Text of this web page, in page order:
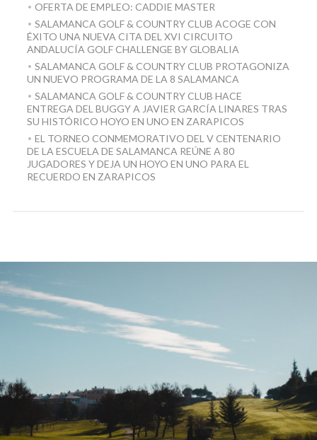
OFERTA DE EMPLEO: CADDIE MASTER
SALAMANCA GOLF & COUNTRY CLUB ACOGE CON
ÉXITO UNA NUEVA CITA DEL XVI CIRCUITO
ANDALUCÍA GOLF CHALLENGE BY GLOBALIA
SALAMANCA GOLF & COUNTRY CLUB PROTAGONIZA
UN NUEVO PROGRAMA DE LA 8 SALAMANCA
SALAMANCA GOLF & COUNTRY CLUB HACE
ENTREGA DEL BUGGY A JAVIER GARCÍA LINARES TRAS
SU HISTÓRICO HOYO EN UNO EN ZARAPICOS
EL TORNEO CONMEMORATIVO DEL V CENTENARIO
DE LA ESCUELA DE SALAMANCA REÚNE A 80
JUGADORES Y DEJA UN HOYO EN UNO PARA EL
RECUERDO EN ZARAPICOS